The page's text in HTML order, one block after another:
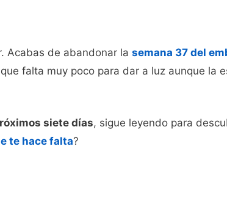
Acabas de abandonar la semana 37 del
falta muy poco para dar a luz aunque la
siete días, sigue leyendo para
te hace falta?